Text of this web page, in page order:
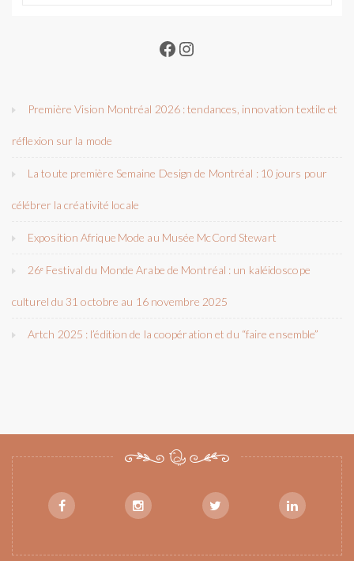
Facebook
Instagram
Première Vision Montréal 2026 : tendances, innovation textile et
réflexion sur la mode
La toute première Semaine Design de Montréal : 10 jours pour
célébrer la créativité locale
Exposition Afrique Mode au Musée McCord Stewart
26ᵉ Festival du Monde Arabe de Montréal : un kaléidoscope
culturel du 31 octobre au 16 novembre 2025
Artch 2025 : l’édition de la coopération et du “faire ensemble”